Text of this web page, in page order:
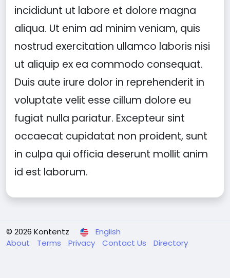
incididunt ut labore et dolore magna
aliqua. Ut enim ad minim veniam, quis
nostrud exercitation ullamco laboris nisi
ut aliquip ex ea commodo consequat.
Duis aute irure dolor in reprehenderit in
voluptate velit esse cillum dolore eu
fugiat nulla pariatur. Excepteur sint
occaecat cupidatat non proident, sunt
in culpa qui officia deserunt mollit anim
id est laborum.
© 2026 Kontentz
English
About
Terms Privacy Contact Us Directory